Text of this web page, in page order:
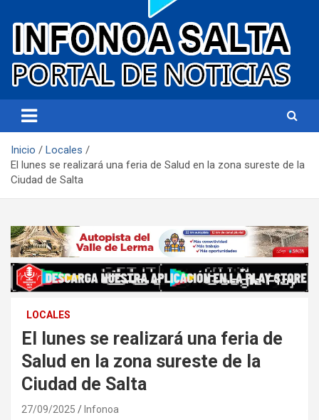
Infonoa Salta
Inicio
Locales
El lunes se realizará una feria de Salud en la zona sureste de la
Ciudad de Salta
LOCALES
El lunes se realizará una feria de
Salud en la zona sureste de la
Ciudad de Salta
27/09/2025 Infonoa